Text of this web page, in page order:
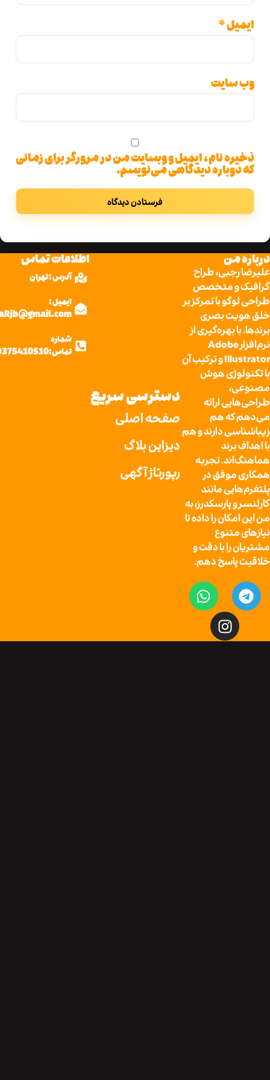
*
نام، ایمیل و وبسایت من در مرورگر برای زمانی
دیدگاهی می‌نویسم.
من
طراح
و متخصص
با تمرکز بر
بصری
بهره‌گیری از
نرم‌افزار Adobe
Illustrator و ترکیب آن
هوش
ارائه
که هم
دارند و هم
برند
تجربه
موفق در
مانند
پارسکدرز، به
را داده تا
متنوع
را با دقت و
پاسخ دهم.
دسترسی سریع
صفحه اصلی
دیزاین بلاگ
رپورتاژ آگهی
اطلاعات تماس
آدرس : تهران
ایمیل :
AlyrezaRjb@gmail.com
شماره
تماس:09375410510